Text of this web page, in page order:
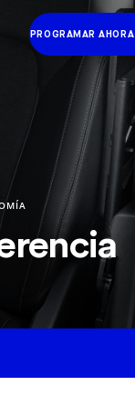
PROGRAMAR AHORA